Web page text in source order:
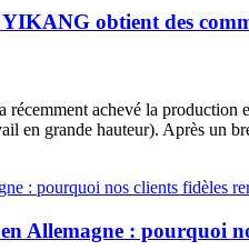
obtient des
achevé la production
en grande hauteur). Après un
Allemagne : pourquoi